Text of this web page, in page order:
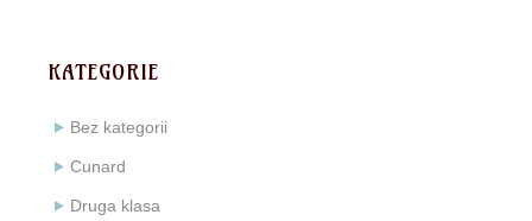
KATEGORIE
Bez kategorii
Cunard
Druga klasa